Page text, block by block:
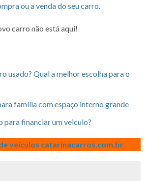
ou a venda do seu carro.
carro não está aqui!
usado? Qual a melhor escolha para o
família com espaço interno grande
para financiar um veiculo?
veículos catarinacarros.com.br